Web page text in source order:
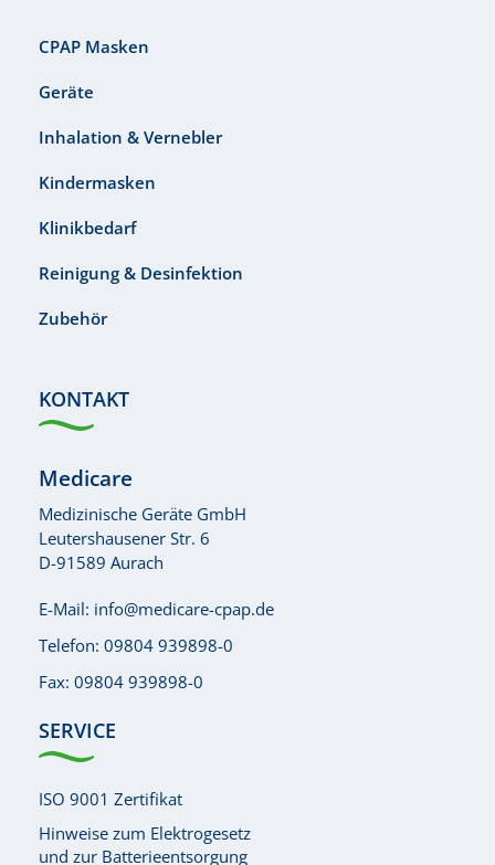
CPAP Masken
Geräte
Inhalation & Vernebler
Kindermasken
Klinikbedarf
Reinigung & Desinfektion
Zubehör
KONTAKT
Medicare
Medizinische Geräte GmbH
Leutershausener Str. 6
D-91589 Aurach
E-Mail: info@medicare-cpap.de
Telefon: 09804 939898-0
Fax: 09804 939898-0
SERVICE
ISO 9001 Zertifikat
Hinweise zum Elektrogesetz
und zur Batterieentsorgung